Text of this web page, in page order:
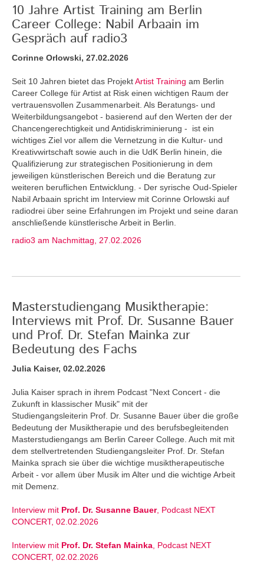
10 Jahre Artist Training am Berlin
Career College: Nabil Arbaain im
Gespräch auf radio3
Corinne Orlowski, 27.02.2026
Seit 10 Jahren bietet das ProjektArtist Training am Berlin
Career College für Artist at Risk einen wichtigen Raum der
vertrauensvollen Zusammenarbeit. Als Beratungs- und
Weiterbildungsangebot - basierend auf den Werten der der
Chancengerechtigkeit und Antidiskriminierung - ist ein
wichtiges Ziel vor allem die Vernetzung in die Kultur- und
Kreativwirtschaft sowie auch in die UdK Berlin hinein, die
Qualifizierung zur strategischen Positionierung in dem
jeweiligen künstlerischen Bereich und die Beratung zur
weiteren beruflichen Entwicklung. - Der syrische Oud-Spieler
Nabil Arbaain spricht im Interview mit Corinne Orlowski auf
radiodrei über seine Erfahrungen im Projekt und seine daran
anschließende künstlerische Arbeit in Berlin.
radio3 am Nachmittag, 27.02.2026
Masterstudiengang Musiktherapie:
Interviews mit Prof. Dr. Susanne Bauer
und Prof. Dr. Stefan Mainka zur
Bedeutung des Fachs
Julia Kaiser, 02.02.2026
Julia Kaiser sprach in ihrem Podcast "Next Concert - die
Zukunft in klassischer Musik" mit der
Studiengangsleiterin Prof. Dr. Susanne Bauer über die große
Bedeutung der Musiktherapie und des berufsbegleitenden
Masterstudiengangs am Berlin Career College. Auch mit mit
dem stellvertretenden Studiengangsleiter Prof. Dr. Stefan
Mainka sprach sie über die wichtige musiktherapeutische
Arbeit - vor allem über Musik im Alter und die wichtige Arbeit
mit Demenz.
Interview mit Prof. Dr. Susanne Bauer, Podcast NEXT
CONCERT, 02.02.2026
Interview mit Prof. Dr. Stefan Mainka , Podcast NEXT
CONCERT, 02.02.2026